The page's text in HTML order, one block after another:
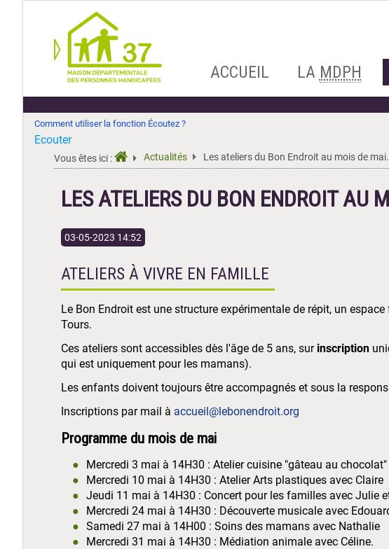
AllerACCUEIL LA MDPH
Comment utiliser la fonction Écoutez ?
Ecouter
Vous êtes ici : Actualités Les ateliers du Bon Endroit au mois de mai.
LES ATELIERS DU BON ENDROIT AU
03-05-2023 14:52
ATELIERS À VIVRE EN FAMILLE
Le Bon Endroit est une structure expérimentale de répit, un
Tours.
Ces ateliers sont accessibles dès l'âge de 5 ans, surinscription
qui est uniquement pour les mamans).
Les enfants doivent toujours être accompagnés et sous la
Inscriptions par mail à accueil@lebonendroit.org
Programme du mois de mai
Mercredi 3 mai à 14H30 : Atelier cuisine "gâteau au
Mercredi 10 mai à 14H30 : Atelier Arts plastiques avec Claire
Jeudi 11 mai à 14H30 : Concert pour les familles avec Julie
Mercredi 24 mai à 14H30 : Découverte musicale avec
Samedi 27 mai à 14H00 : Soins des mamans avec Nathalie
Mercredi 31 mai à 14H30 : Médiation animale avec Céline.